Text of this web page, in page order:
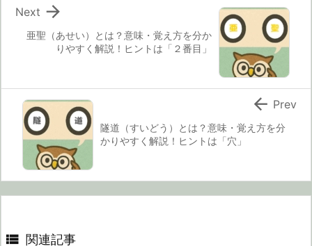
亜聖（あせい）とは？意味・覚え方を分か
りやすく解説！ヒントは「２番目」

Next
隧道（すいどう）とは？意味・覚え方を分
かりやすく解説！ヒントは「穴」
 Prev
 関連記事